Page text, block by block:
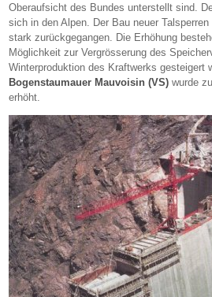
Oberaufsicht des Bundes unterstellt sind.
sich in den Alpen. Der Bau neuer
stark zurückgegangen. Die Erhöhung
Möglichkeit zur Vergrösserung des
Winterproduktion des Kraftwerks gesteigert
Bogenstaumauer Mauvoisin (VS)wurde
erhöht.